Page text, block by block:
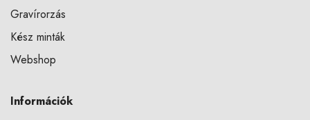
Gravírorzás
Kész minták
Webshop
Információk